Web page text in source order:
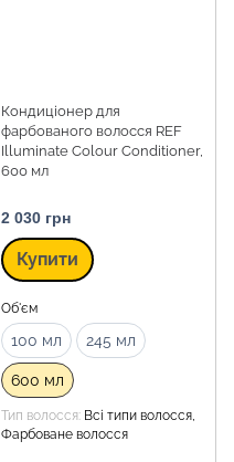
Кондиціонер для
фарбованого волосся REF
Illuminate Colour Conditioner,
600 мл
2 030 грн
Купити
Об'єм
100 мл 245 мл
600 мл
Тип волосся Всі типи волосся,
Фарбоване волосся